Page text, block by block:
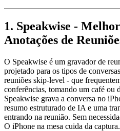
1. Speakwise -
Anotações de
O Speakwise é um gravador de
projetado para os tipos de
reuniões skip-level - que
conferências, tomando um café ou
Speakwise grava a conversa no
resumo estruturado de IA e uma
entrando na reunião. Sem
O iPhone na mesa cuida da captura.